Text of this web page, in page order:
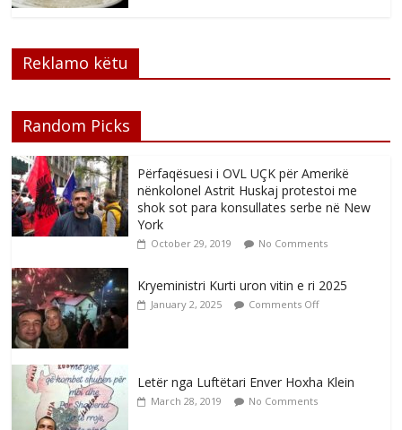
Reklamo këtu
Random Picks
Përfaqësuesi i OVL UÇK për Amerikë
nënkolonel Astrit Huskaj protestoi me
shok sot para konsullates serbe në New
York
October 29, 2019 No Comments
Kryeministri Kurti uron vitin e ri 2025
January 2, 2025 Comments Off
Letër nga Luftëtari Enver Hoxha Klein
March 28, 2019 No Comments